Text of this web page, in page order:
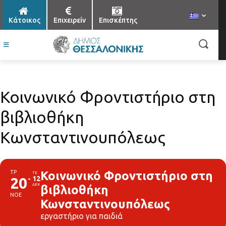
Κάτοικος Επιχειρείν Επισκέπτης
Κοινωνικό Φροντιστήριο στη
βιβλιοθήκη
Κωνσταντινουπόλεως
ΤΡ
20
ΝΟΕ
ΤΕ
12
ΔΕΚ
Κοινωνικό Φροντιστήριο στη
βιβλιοθήκη
Κωνσταντινουπόλεως
εργαστήριο για παιδιά